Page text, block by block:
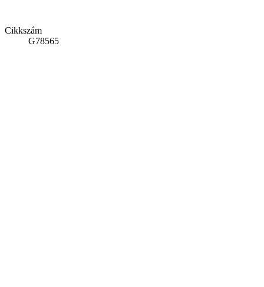
Cikkszám
G78565